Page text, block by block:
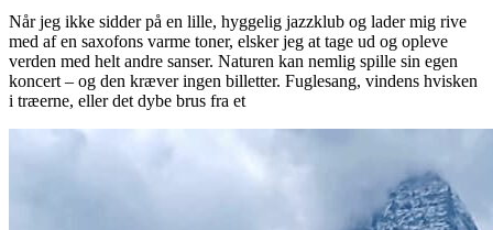
Når jeg ikke sidder på en lille, hyggelig jazzklub og lader mig rive
med af en saxofons varme toner, elsker jeg at tage ud og opleve
verden med helt andre sanser. Naturen kan nemlig spille sin egen
koncert – og den kræver ingen billetter. Fuglesang, vindens hvisken
i træerne, eller det dybe brus fra et